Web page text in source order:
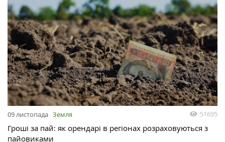
09 листопада Земля 51695
Гроші за пай: як орендарі в регіонах розраховуються з
пайовиками